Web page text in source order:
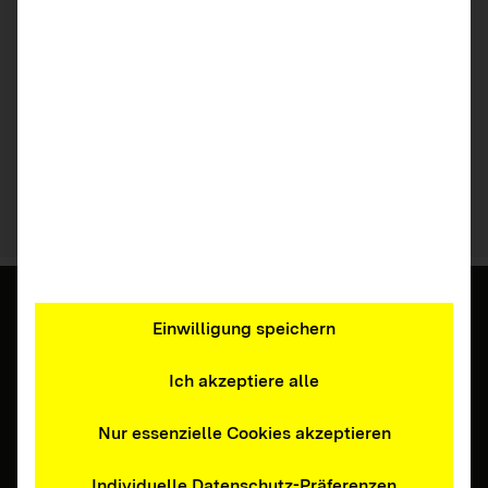
Einwilligung speichern
Ich akzeptiere alle
Nur essenzielle Cookies akzeptieren